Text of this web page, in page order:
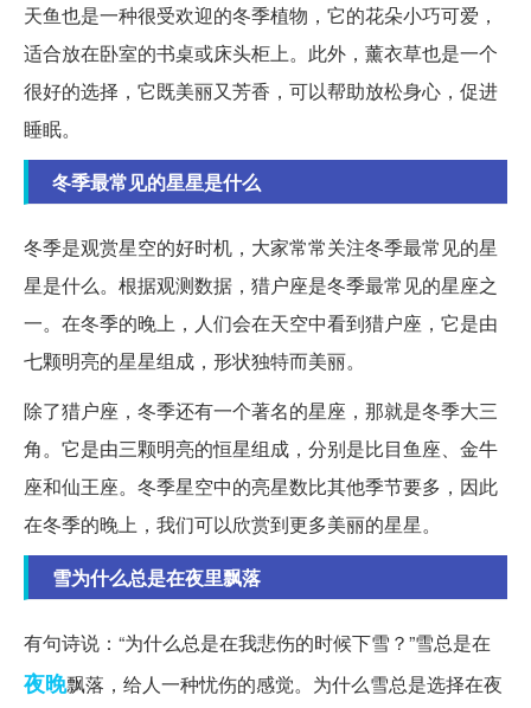
天鱼也是一种很受欢迎的冬季植物，它的花朵小巧可爱，
适合放在卧室的书桌或床头柜上。此外，薰衣草也是一个
很好的选择，它既美丽又芳香，可以帮助放松身心，促进
睡眠。
冬季最常见的星星是什么
冬季是观赏星空的好时机，大家常常关注冬季最常见的星
星是什么。根据观测数据，猎户座是冬季最常见的星座之
一。在冬季的晚上，人们会在天空中看到猎户座，它是由
七颗明亮的星星组成，形状独特而美丽。
除了猎户座，冬季还有一个著名的星座，那就是冬季大三
角。它是由三颗明亮的恒星组成，分别是比目鱼座、金牛
座和仙王座。冬季星空中的亮星数比其他季节要多，因此
在冬季的晚上，我们可以欣赏到更多美丽的星星。
雪为什么总是在夜里飘落
有句诗说：“为什么总是在我悲伤的时候下雪？”雪总是在
夜晚飘落，给人一种忧伤的感觉。为什么雪总是选择在夜